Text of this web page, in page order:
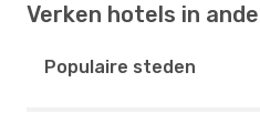
Verken hotels in
Populaire steden